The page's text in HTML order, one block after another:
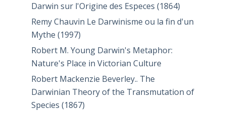
Darwin sur l'Origine des Especes (1864)
Remy Chauvin Le Darwinisme ou la fin d'un
Mythe (1997)
Robert M. Young Darwin's Metaphor:
Nature's Place in Victorian Culture
Robert Mackenzie Beverley.. The
Darwinian Theory of the Transmutation of
Species (1867)